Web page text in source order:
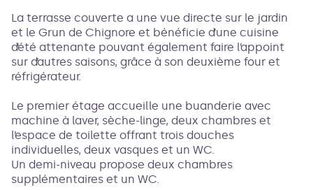
La terrasse couverte a une vue directe sur le jardin
et le Grun de Chignore et bénéficie d’une cuisine
d’été attenante pouvant également faire l’appoint
sur d’autres saisons, grâce à son deuxième four et
réfrigérateur.
Le premier étage accueille une buanderie avec
machine à laver, sèche-linge, deux chambres et
l’espace de toilette offrant trois douches
individuelles, deux vasques et un WC.
Un demi-niveau propose deux chambres
supplémentaires et un WC.